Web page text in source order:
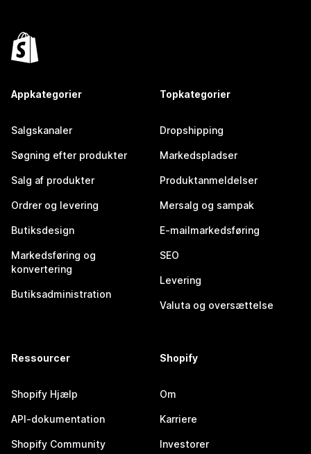
Appkategorier
Salgskanaler
Søgning efter produkter
Salg af produkter
Ordrer og levering
Butiksdesign
Markedsføring og
konvertering
Butiksadministration
Topkategorier
Dropshipping
Markedspladser
Produktanmeldelser
Mersalg og sampak
E-mailmarkedsføring
SEO
Levering
Valuta og oversættelse
Ressourcer
Shopify Hjælp
API-dokumentation
Shopify Community
Shopify
Om
Karriere
Investorer